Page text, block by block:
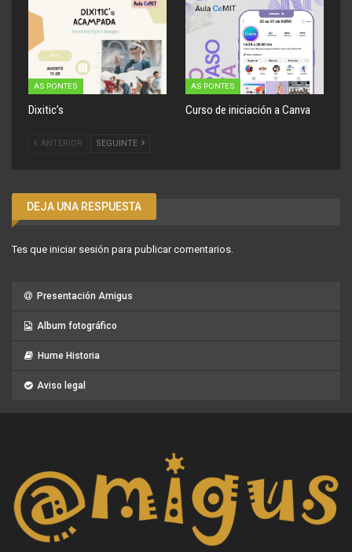
AS PONTES
Dixitic’s
AS PONTES
Curso de iniciación a Canva
ANTERIOR SEGUINTE
DEJA UNA RESPUESTA
Tes que iniciar sesión para publicar comentarios.
Presentación Amigus
Album fotográfico
Hume Historia
Aviso legal